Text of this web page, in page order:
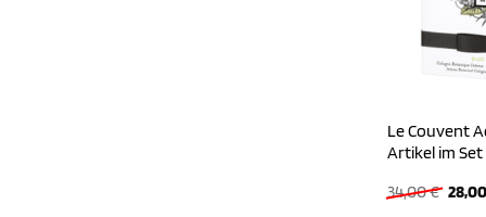
Le Couvent
Artikel im Set
34,00€ 28,00